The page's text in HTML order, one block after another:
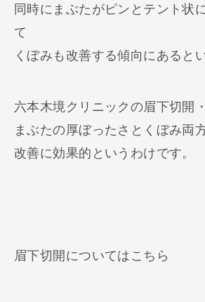
同時にまぶたがピンとテント状
て
くぼみも改善する傾向にあると
六本木境クリニックの眉下切開
まぶたの厚ぼったさとくぼみ両
改善に効果的というわけです。
眉下切開についてはこちら